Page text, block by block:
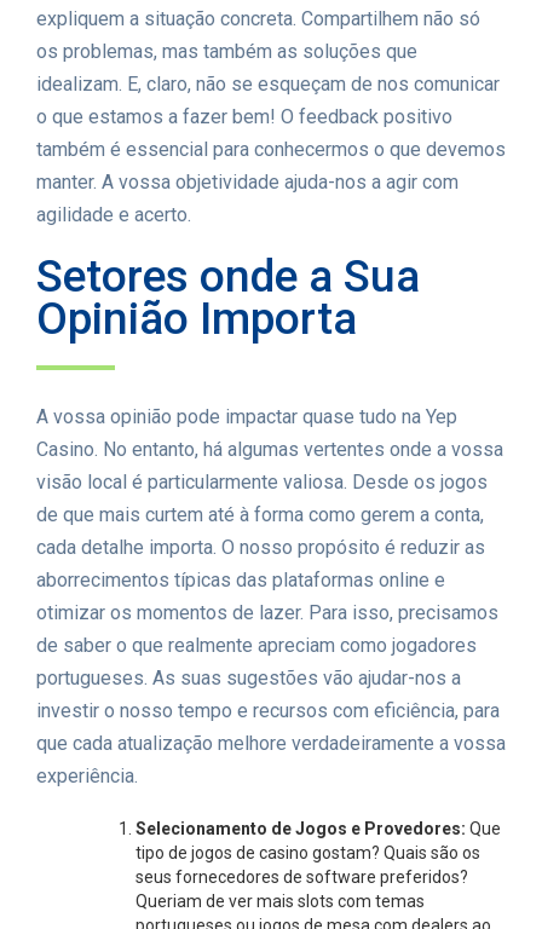
expliquem a situação concreta. Compartilhem não só
os problemas, mas também as soluções que
idealizam. E, claro, não se esqueçam de nos comunicar
o que estamos a fazer bem! O feedback positivo
também é essencial para conhecermos o que devemos
manter. A vossa objetividade ajuda-nos a agir com
agilidade e acerto.
Setores onde a Sua
Opinião Importa
A vossa opinião pode impactar quase tudo na Yep
Casino. No entanto, há algumas vertentes onde a vossa
visão local é particularmente valiosa. Desde os jogos
de que mais curtem até à forma como gerem a conta,
cada detalhe importa. O nosso propósito é reduzir as
aborrecimentos típicas das plataformas online e
otimizar os momentos de lazer. Para isso, precisamos
de saber o que realmente apreciam como jogadores
portugueses. As suas sugestões vão ajudar-nos a
investir o nosso tempo e recursos com eficiência, para
que cada atualização melhore verdadeiramente a vossa
experiência.
Selecionamento de Jogos e Provedores: Que
tipo de jogos de casino gostam? Quais são os
seus fornecedores de software preferidos?
Queriam de ver mais slots com temas